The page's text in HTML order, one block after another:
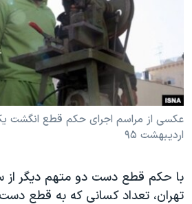
فرهنگ و زندگی
حقوق شهروندی
اقتصادی
علم و فناوری
گالری عکس
انتخابات ریاست جمهوری آمریکا ۲۰۲۴
حمله جمهوری اسلامی به اسرائیل
رمز مهسا
اعتراضات زن، زندگی، آزادی
تریبونال مردمی آبان ۹۸
زبانهای مختلف
عکسی از مراسم اجرای حکم قطع انگشت
اردیبهشت ۹۵
با حکم قطع دست دو متهم دیگر از
تهران، تعداد کسانی که به قطع